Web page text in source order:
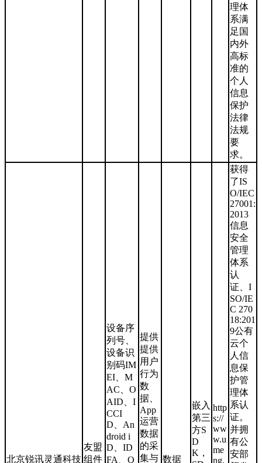
理体
系满
足国
内外
高标
准的
个人
信息
保护
法律
法规
要
求。
北京锐讯灵通科技
友盟
组件
设备序
列号、
设备识
别码IM
EI、M
AC、O
AID、I
CCI
D、An
droid i
D、ID
FA、O
提供
提供
用户
行为
数
据、
App
运营
数据
的采
集与 数据
嵌入
第三
方S
D
K，
http
s://
ww
w.u
me
ng.
获得
了IS
O/IEC
27001:
2013
信息
安全
管理
体系
认
证、I
SO/IE
C 270
18:201
9公有
云个
人信
息保
护管
理体
系认
证。
并拥
有公
安部